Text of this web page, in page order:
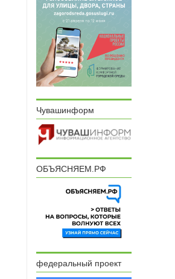
Чувашинформ
ОБЪЯСНЯЕМ.РФ
федеральный проект